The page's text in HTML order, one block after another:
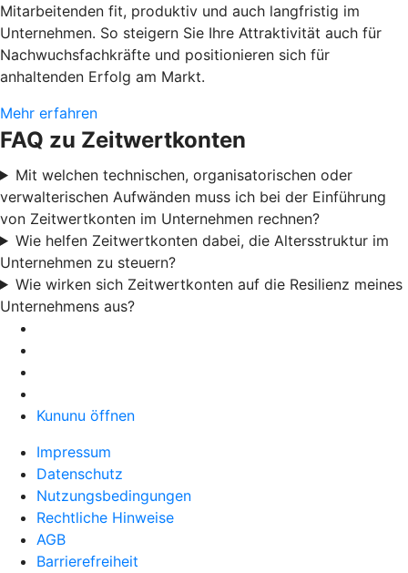
Mitarbeitenden fit, produktiv und auch langfristig im
Unternehmen. So steigern Sie Ihre Attraktivität auch für
Nachwuchsfachkräfte und positionieren sich für
anhaltenden Erfolg am Markt.
Mehr erfahren
FAQ zu Zeitwertkonten
Mit welchen technischen, organisatorischen oder
verwalterischen Aufwänden muss ich bei der Einführung
von Zeitwertkonten im Unternehmen rechnen?
Wie helfen Zeitwertkonten dabei, die Altersstruktur im
Unternehmen zu steuern?
Wie wirken sich Zeitwertkonten auf die Resilienz meines
Unternehmens aus?
Kununu öffnen
Impressum
Datenschutz
Nutzungsbedingungen
Rechtliche Hinweise
AGB
Barrierefreiheit